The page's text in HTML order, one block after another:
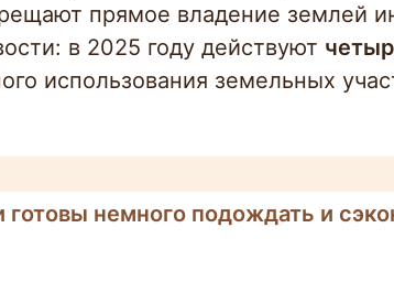
прямое владение землей
в 2025 году действуют
использования земельных
готовы немного подождать и